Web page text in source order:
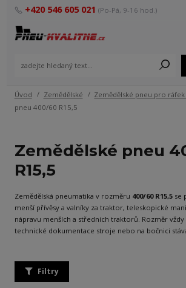
+420 546 605 021 (Po-Pá, 9-16 hod.)
Úvod Zemědělské Zemědělské pneu pro
pneu 400/60 R15,5
Zemědělské pneu
R15,5
Zemědělská pneumatika v rozměru 400/60 R15,5se
menší přívěsy a valníky za traktor, teleskopické
nápravu menších a středních traktorů. Rozměr
technické dokumentace stroje nebo na bočnici
Filtry